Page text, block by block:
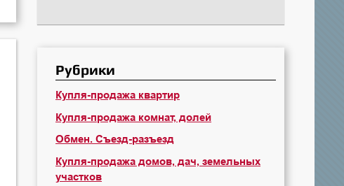
Рубрики
Купля-продажа квартир
Купля-продажа комнат, долей
Обмен. Съезд-разъезд
Купля-продажа домов, дач, земельных
участков